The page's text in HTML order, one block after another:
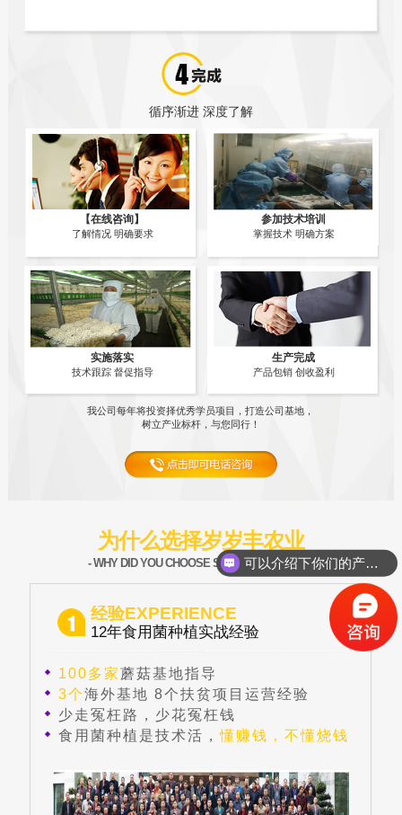
循序渐进 深度了解
【在线咨询】
了解情况 明确要求
参加技术培训
掌握技术 明确方案
实施落实
技术跟踪 督促指导
生产完成
产品包销 创收盈利
我公司每年将投资择优秀学员项目，打造公司基地，
树立产业标杆，与您同行！
为什么选择岁岁丰农业
- WHY DID YOU CHOOSE SSF AGRICULTURE -
经验EXPERIENCE
12年食用菌种植实战经验
100多家蘑菇基地指导
3个海外基地 8个扶贫项目运营经验
少走冤枉路，少花冤枉钱
食用菌种植是技术活，懂赚钱，不懂烧钱
你们是怎么收费的呢？